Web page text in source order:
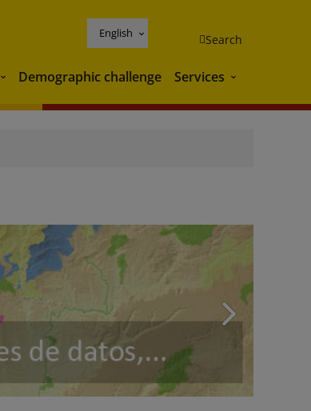
English Search
Environment
Demographic challenge Services Services